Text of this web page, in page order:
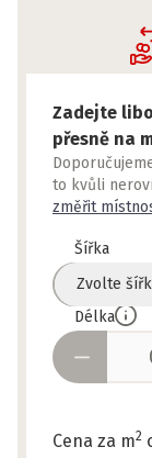
Zadejte
přesně na
to kvůli
změřit
Šířka
Zvolte
Délka
Cena za m2